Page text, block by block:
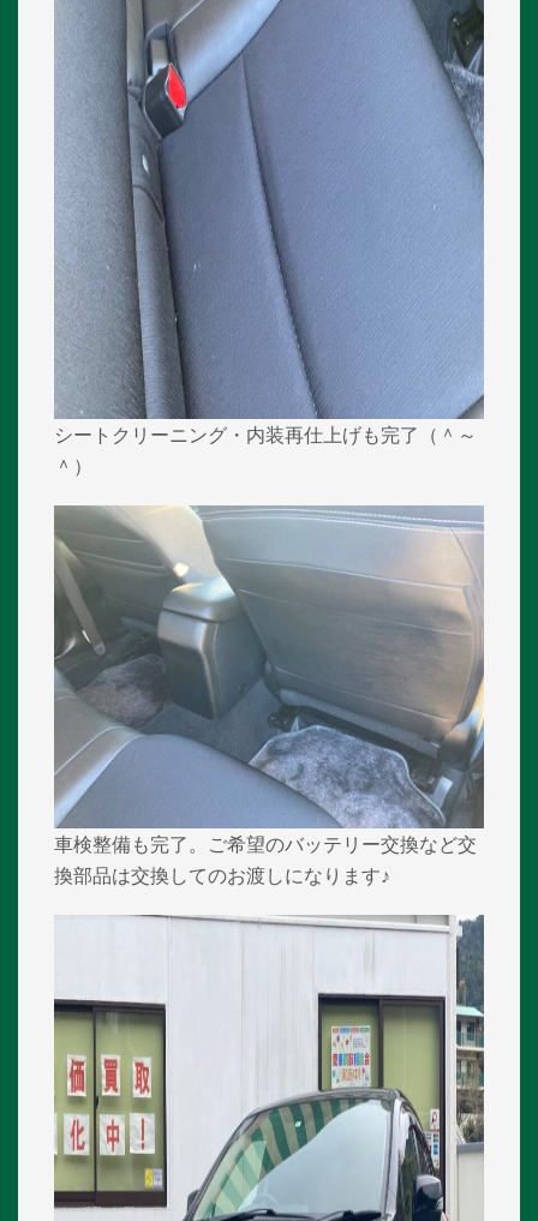
シートクリーニング・内装再仕上げも完了（＾～
＾）
車検整備も完了。ご希望のバッテリー交換など交
換部品は交換してのお渡しになります♪